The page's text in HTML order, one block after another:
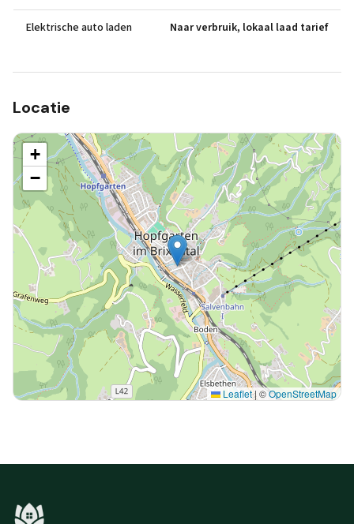
Elektrische auto laden Naar verbruik, lokaal laad tarief
Locatie
+
−
Leaflet|©OpenStreetMap